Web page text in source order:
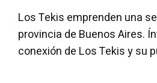
Los Tekis emprenden una
provincia de Buenos Aires.
conexión de Los Tekis y su